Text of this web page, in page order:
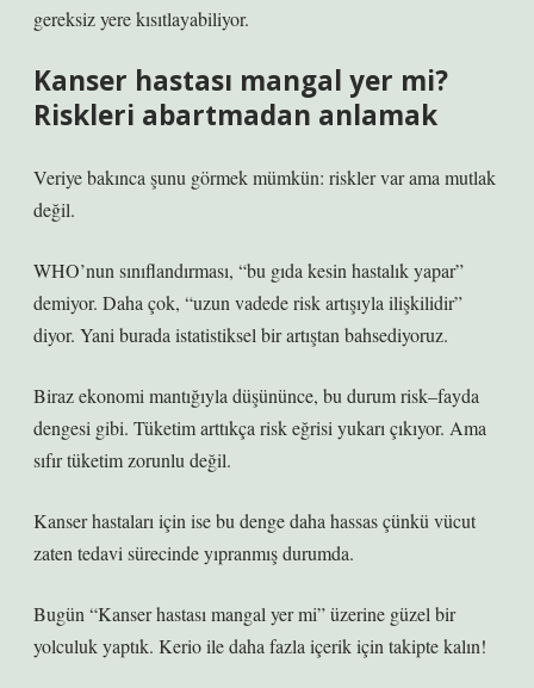
gereksiz yere kısıtlayabiliyor.
Kanser hastası mangal yer mi?
Riskleri abartmadan anlamak
Veriye bakınca şunu görmek mümkün: riskler var ama mutlak
değil.
WHO’nun sınıflandırması, “bu gıda kesin hastalık yapar”
demiyor. Daha çok, “uzun vadede risk artışıyla ilişkilidir”
diyor. Yani burada istatistiksel bir artıştan bahsediyoruz.
Biraz ekonomi mantığıyla düşününce, bu durum risk–fayda
dengesi gibi. Tüketim arttıkça risk eğrisi yukarı çıkıyor. Ama
sıfır tüketim zorunlu değil.
Kanser hastaları için ise bu denge daha hassas çünkü vücut
zaten tedavi sürecinde yıpranmış durumda.
Bugün “Kanser hastası mangal yer mi” üzerine güzel bir
yolculuk yaptık. Kerio ile daha fazla içerik için takipte kalın!